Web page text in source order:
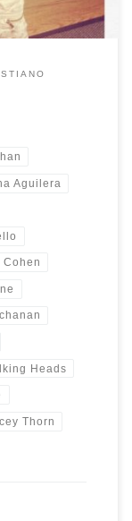
Aguilera
Cohen
Heads
Thorn